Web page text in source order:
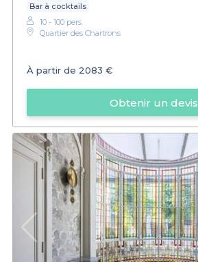
Bar à cocktails
10 - 100 pers.
Quartier des Chartrons
À partir de 2083 €
Obtenir un devis